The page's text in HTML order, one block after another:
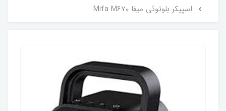
اسپیکر بلوتوثی میفا Mifa M670